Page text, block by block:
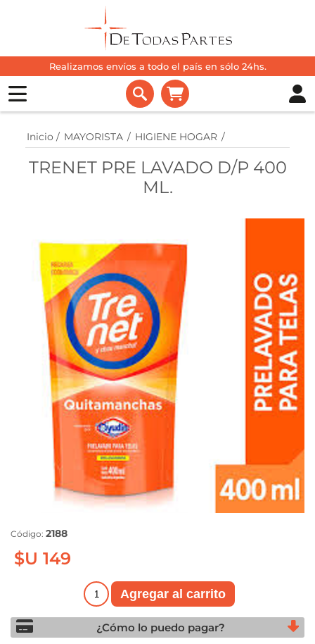
Realizamos envíos a todo el país en sólo 24hs.
Inicio / MAYORISTA / HIGIENE HOGAR /
TRENET PRE LAVADO D/P 400
ML.
Código: 2188
$U 149
¿Cómo lo puedo pagar?